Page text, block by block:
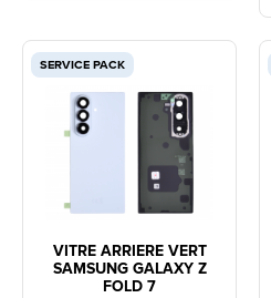
SERVICE PACK
VITRE ARRIERE VERT
SAMSUNG GALAXY Z
FOLD 7